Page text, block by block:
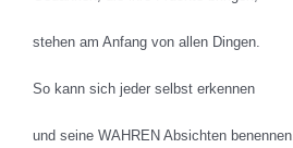
stehen am Anfang von allen Dingen.
So kann sich jeder selbst erkennen
und seine WAHREN Absichten benennen.